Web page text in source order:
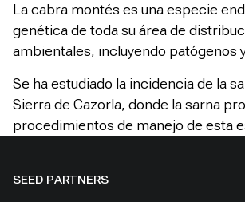
La cabra montés es una especie
genética de toda su área de
ambientales, incluyendo patógenos
Se ha estudiado la incidencia de la
Sierra de Cazorla, donde la sarna
procedimientos de manejo de esta
SEED PARTNERS